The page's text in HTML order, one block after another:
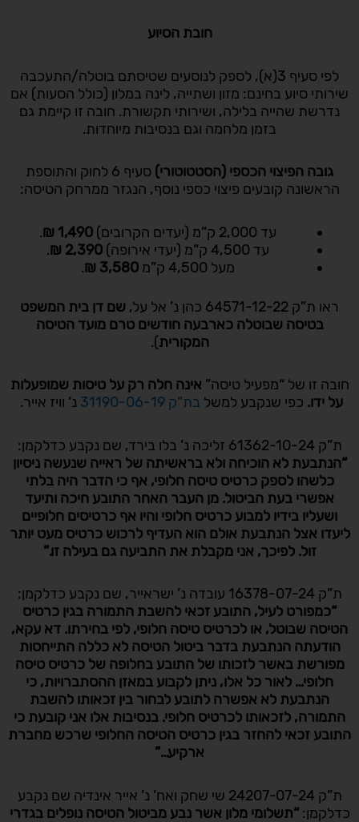
חובת הסיוע
לפי סעיף 3(א), לספק לנוסעים שטיסתם בוטלה/התעכבה
שירותי סיוע בחינם: מזון ושתייה, לינה במלון (כולל הסעות) אם
נדרשת שהייה בלילה, ושירותי תקשורת. חובה זו קיימת גם
בזמן מלחמה וגם בנסיבות מיוחדות.
גובה הפיצוי הכספי (הסטטוטורי)
סעיף 6 לחוק והתוספת
הראשונה קובעים פיצוי כספי נוסף, הנגזר ממרחק הטיסה:
עד 2,000 ק”מ (יעדים הקרובים) 1,490
₪
.
עד 4,500 ק”מ (יעדי אירופה)
2,390
₪
.
מעל 4,500 ק”מ
3,580
₪
.
ראו ת”ק 64571-12-22 כהן נ’ אל על,
שם דן בית המשפט
בטיסה שבוטלה כארבעה חודשים טרם מועד הטיסה
המקורית).
חובה זו של “מפעיל טיסה” אינה חלה רק על טיסות שמופעלות
על ידו. כפי שנקבע למשל בת”ק 31190-06-19 נ’ וויז אייר.
ת”ק 61362-10-24 זליכה נ’ בלו בירד, שם נקבע כדלקמן:
“הנתבעת לא הוכיחה ולא בראשיתה של ראייה שנעשה ניסיון
כלשהו לספק כרטיס טיסה חלופי, אף כי הדבר היה בלתי
אפשרי בעת הביטול. מן העבר האחר התובע חיכה ותיעד
ושעליו בידיו למבוע כרטיס חלופי והיו אף כרטיסים חלופיים
ליעדו אצל הנתבעת אולם הוא העדיף לרכוש כרטיס מעט יותר
זול. לפיכך, אני מקבלת את התביעה גם בעילה זו.”
ת”ק 16378-07-24 עובדה נ’ ישראייר, שם נקבע כדלקמן:
“כמפורט לעיל, התובע זכאי להשבת התמורה בגין כרטיס
הטיסה שבוטל, או לכרטיס טיסה חלופי, לפי בחירתו. דא עקא,
הודעתה הנתבעת בדבר ביטול הטיסה לא כללה התייחסות
מפורשת באשר לזכותו של התובע בחלופה של כרטיס טיסה
חלופי… לאור כל אלו, ניתן לקבוע במאזן ההסתברויות, כי
הנתבעת לא אפשרה לתובע לבחור בין זכאותו להשבת
התמורה, לזכאותו לכרטיס חלופי. בנסיבות אלו אני קובעת כי
התובע זכאי להחזר בגין כרטיס הטיסה החלופי שרכש מחברת
ארקיע…”
ת”ק 24207-07-24 שי שחק ואח’ נ’ אייר אינדיה שם נקבע
כדלקמן:“תשלומי מלון אשר נבע מביטול הטיסה נופלים בגדרי